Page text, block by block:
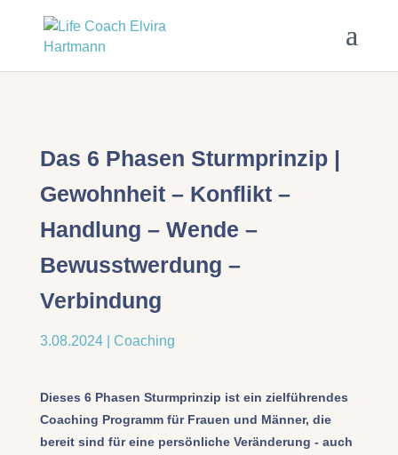
Das 6 Phasen Sturmprinzip |
Gewohnheit – Konflikt –
Handlung – Wende –
Bewusstwerdung –
Verbindung
3.08.2024| Coaching
Dieses 6 Phasen Sturmprinzip ist ein zielführendes
Coaching Programm für Frauen und Männer, die
bereit sind für eine persönliche Veränderung - auch